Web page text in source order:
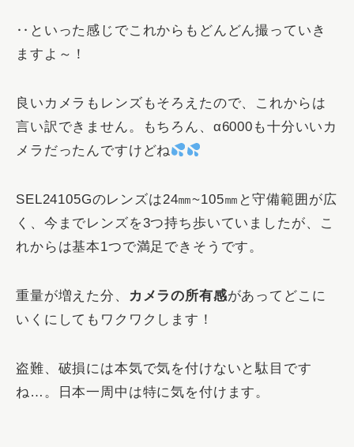
‥といった感じでこれからもどんどん撮っていき
ますよ～！
良いカメラもレンズもそろえたので、これからは
言い訳できません。もちろん、α6000も十分いいカ
メラだったんですけどね
SEL24105Gのレンズは24㎜~105㎜と守備範囲が広
く、今までレンズを3つ持ち歩いていましたが、こ
れからは基本1つで満足できそうです。
重量が増えた分、 カメラの所有感があってどこに
いくにしてもワクワクします！
盗難、破損には本気で気を付けないと駄目です
ね…。日本一周中は特に気を付けます。